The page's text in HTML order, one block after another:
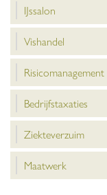
IJssalon
Vishandel
Risicomanagement
Bedrijfstaxaties
Ziekteverzuim
Maatwerk